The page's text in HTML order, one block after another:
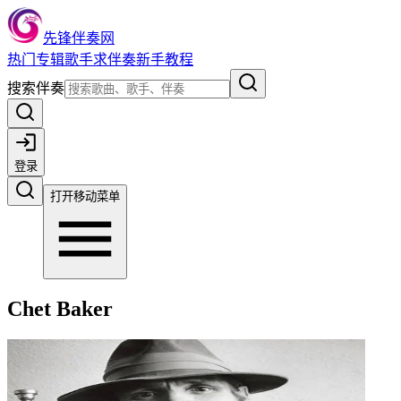
先锋伴奏网
热门 专辑歌手求伴奏新手教程
搜索伴奏
登录
打开移动菜单
Chet Baker